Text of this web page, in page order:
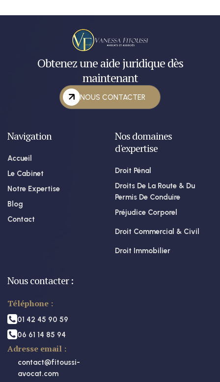
Obtenez une aide juridique dès
maintenant
NOUS CONTACTER
Navigation
Accueil
Le Cabinet
Notre Expertise
Blog
Contact
Nos domaines
d'expertise
Droit Pénal
Droits De La Route & Du
Permis De Conduire
Préjudice Corporel
Droit Commercial & Civil
Droit Immobilier
Nous contacter :
Téléphone :
01 42 45 90 59
06 61 14 85 94
Adresse email :
contact@fitoussi-
avocat.com